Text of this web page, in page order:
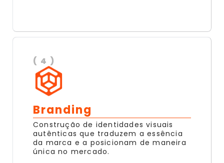
( 4 )
Branding
Construção de identidades visuais
autênticas que traduzem a essência
da marca e a posicionam de maneira
única no mercado.